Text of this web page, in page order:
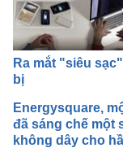
Ra mắt "siêu
bị
Energysquare,
đã sáng chế một
không dây cho